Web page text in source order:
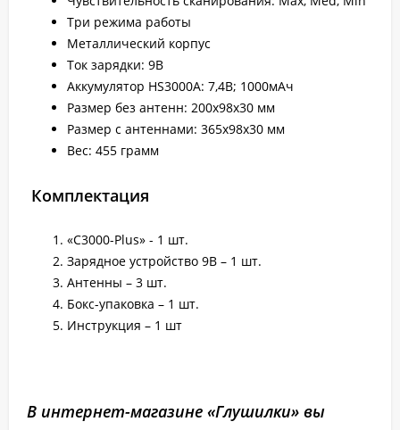
Три режима работы
Металлический корпус
Ток зарядки: 9В
Аккумулятор HS3000A: 7,4В; 1000мАч
Размер без антенн: 200х98х30 мм
Размер с антеннами: 365х98х30 мм
Вес: 455 грамм
Комплектация
«C3000-Plus» - 1 шт.
Зарядное устройство 9В – 1 шт.
Антенны – 3 шт.
Бокс-упаковка – 1 шт.
Инструкция – 1 шт
В интернет-магазине «Глушилки» вы